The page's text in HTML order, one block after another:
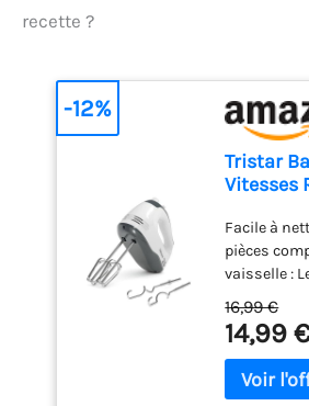
recette ?
Tristar
Vitesses
et
Pièces
Lave-
BPA,
Pratique,
Bouton
4203
Facile à
pièces
vaisselle :
en acier
comme les
fouets,
et lavables
vaisselle
16,99 €
14,99
-12%